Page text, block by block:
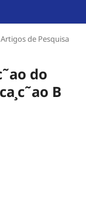
Artigos de Pesquisa
do
B